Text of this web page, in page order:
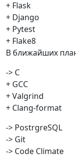
+ Flask
+ Django
+ Pytest
+ Flake8
В ближайших
-> C
+ GCC
+ Valgrind
+ Clang-format
-> PostrgreSQL
-> Git
-> Code Climate